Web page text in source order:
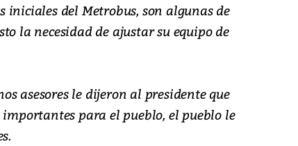
iniciales del Metrobus, son algunas de
la necesidad de ajustar su equipo de
asesores le dijeron al presidente que
para el pueblo, el pueblo le